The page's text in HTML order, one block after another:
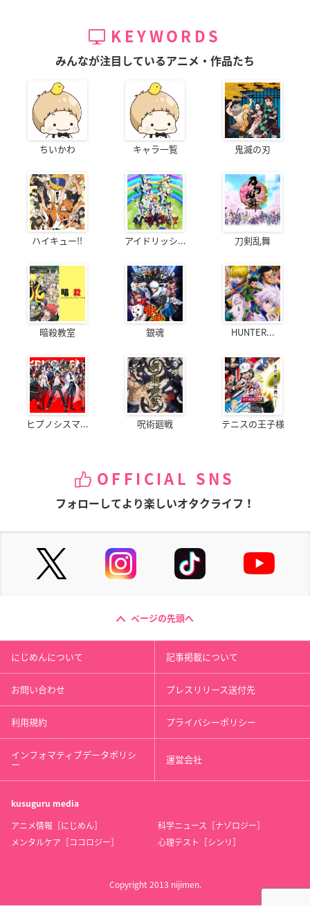
KEYWORDS
みんなが注目しているアニメ・作品たち
ちいかわ キャラ一覧 鬼滅の刃
ハイキュー!! アイドリッシ... 刀剣乱舞
暗殺教室 銀魂 HUNTER...
ヒプノシスマ... 呪術廻戦 テニスの王子様
OFFICIAL SNS
フォローしてより楽しいオタクライフ！
ページの先頭へ
にじめんについて 記事掲載について
お問い合わせ プレスリリース送付先
利用規約 プライバシーポリシー
インフォマティブデータポリシ
ー 運営会社
kusuguru media
アニメ情報［にじめん］
科学ニュース［ナゾロジー］
メンタルケア［ココロジー］
心理テスト［シンリ］
Copyright 2013 nijimen.